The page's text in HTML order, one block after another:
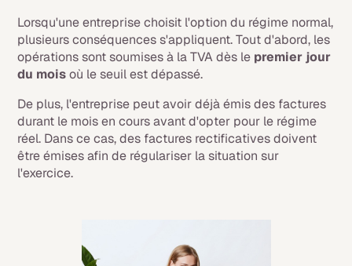
Lorsqu'une entreprise choisit l'option du régime normal,
plusieurs conséquences s'appliquent. Tout d'abord, les
opérations sont soumises à la TVA dès le premier jour
du moisoù le seuil est dépassé.
De plus, l'entreprise peut avoir déjà émis des factures
durant le mois en cours avant d'opter pour le régime
réel. Dans ce cas, des factures rectificatives doivent
être émises afin de régulariser la situation sur
l'exercice.